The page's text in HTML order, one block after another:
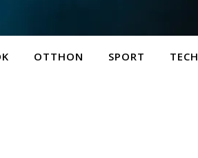
OTTHON SPORT TECH